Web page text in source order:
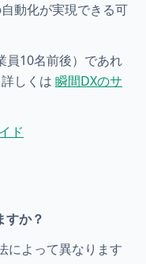
動化が実現できる可
員10名前後）であれ
しくは 瞬間DXのサ
ド
すか？
によって異なります